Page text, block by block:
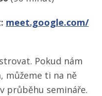
meet.google.com/​
Pokud nám
můžeme ti na ně
průběhu semináře.